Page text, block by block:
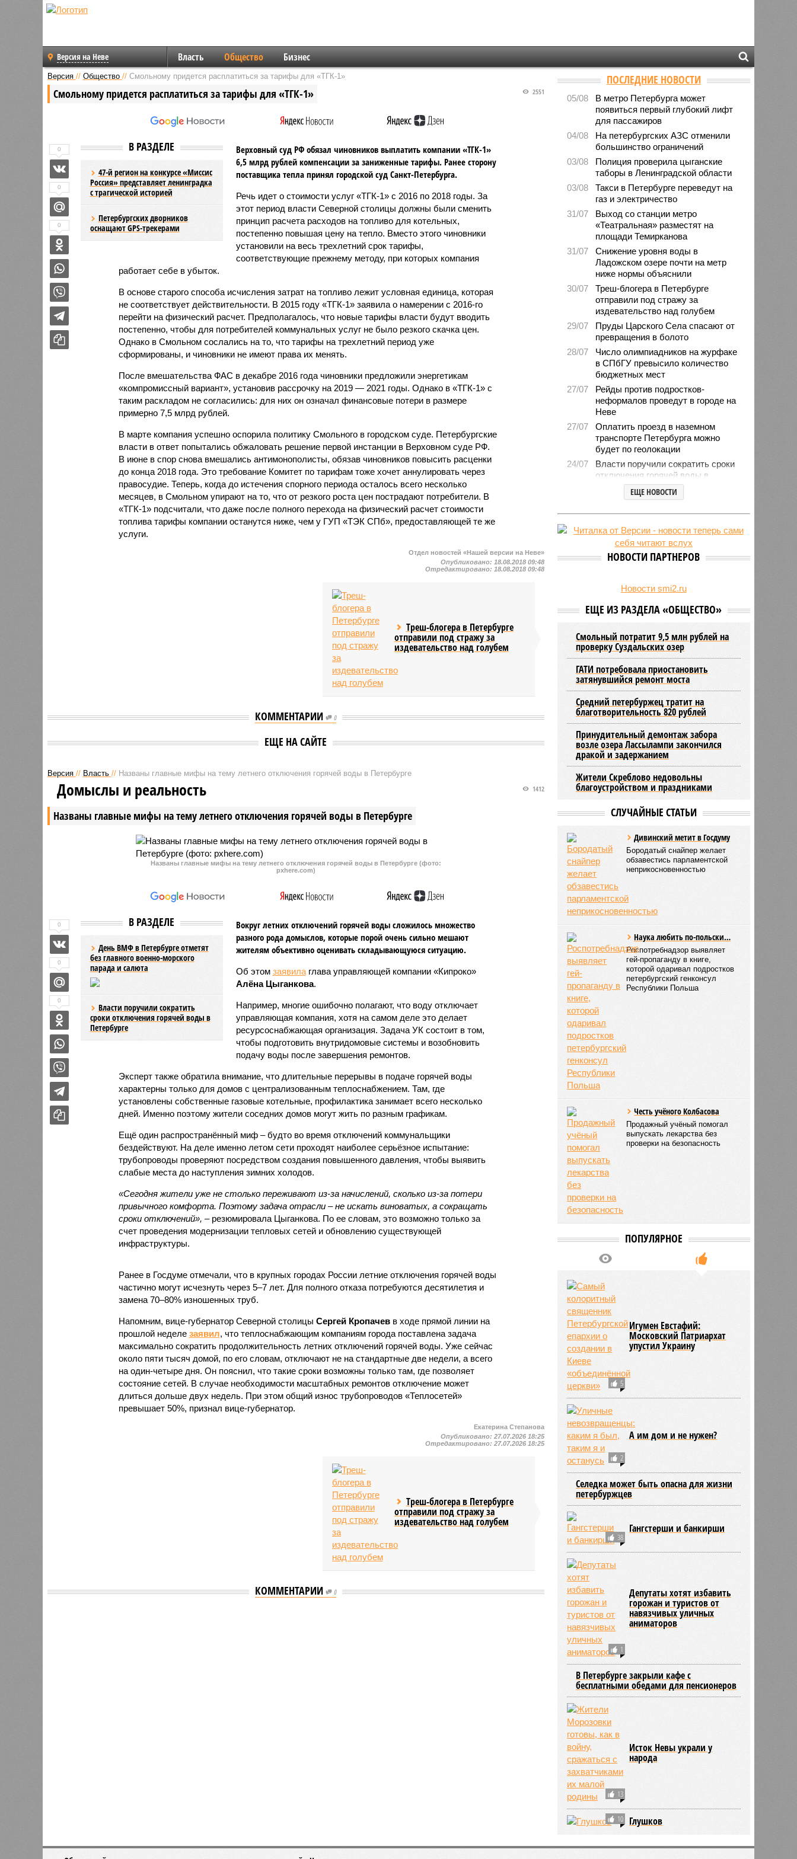
Версия на Неве Власть Общество Бизнес
Версия // Общество // Смольному придется расплатиться за тарифы для «ТГК-1»
Смольному придется расплатиться за тарифы для «ТГК-1» 2551
В РАЗДЕЛЕ
47-й регион на конкурсе «Миссис
Россия» представляет ленинградка
с трагической историей
Петербургских дворников
оснащают GPS-трекерами
Верховный суд РФ обязал чиновников выплатить компании «ТГК-1»
6,5 млрд рублей компенсации за заниженные тарифы. Ранее сторону
поставщика тепла принял городской суд Санкт-Петербурга.
Речь идет о стоимости услуг «ТГК-1» с 2016 по 2018 годы. За
этот период власти Северной столицы должны были сменить
принцип расчета расходов на топливо для котельных,
постепенно повышая цену на тепло. Вместо этого чиновники
установили на весь трехлетний срок тарифы,
соответствующие прежнему методу, при которых компания
работает себе в убыток.
В основе старого способа исчисления затрат на топливо лежит условная единица, которая
не соответствует действительности. В 2015 году «ТГК-1» заявила о намерении с 2016-го
перейти на физический расчет. Предполагалось, что новые тарифы власти будут вводить
постепенно, чтобы для потребителей коммунальных услуг не было резкого скачка цен.
Однако в Смольном сослались на то, что тарифы на трехлетний период уже
сформированы, и чиновники не имеют права их менять.
После вмешательства ФАС в декабре 2016 года чиновники предложили энергетикам
«компромиссный вариант», установив рассрочку на 2019 — 2021 годы. Однако в «ТГК-1» с
таким раскладом не согласились: для них он означал финансовые потери в размере
примерно 7,5 млрд рублей.
В марте компания успешно оспорила политику Смольного в городском суде. Петербургские
власти в ответ попытались обжаловать решение первой инстанции в Верховном суде РФ.
В июне в спор снова вмешались антимонополисты, обязав чиновников повысить расценки
до конца 2018 года. Это требование Комитет по тарифам тоже хочет аннулировать через
правосудие. Теперь, когда до истечения спорного периода осталось всего несколько
месяцев, в Смольном упирают на то, что от резкого роста цен пострадают потребители. В
«ТГК-1» подсчитали, что даже после полного перехода на физический расчет стоимости
топлива тарифы компании останутся ниже, чем у ГУП «ТЭК СПб», предоставляющей те же
услуги.
0
0
0
Отдел новостей «Нашей версии на Неве»
Опубликовано: 18.08.2018 09:48
Отредактировано: 18.08.2018 09:48
Треш-блогера в Петербурге
отправили под стражу за
издевательство над голубем
КОММЕНТАРИИ 0
ЕЩЕ НА САЙТЕ
Версия // Власть // Названы главные мифы на тему летнего отключения горячей воды в Петербурге
Названы главные мифы на тему летнего отключения горячей воды в Петербурге
1412
Домыслы и реальность
Названы главные мифы на тему летнего отключения горячей воды в Петербурге (фото:
pxhere.com)
В РАЗДЕЛЕ
День ВМФ в Петербурге отметят
без главного военно-морского
парада и салюта
Власти поручили сократить
сроки отключения горячей воды в
Петербурге
Вокруг летних отключений горячей воды сложилось множество
разного рода домыслов, которые порой очень сильно мешают
жителям объективно оценивать складывающуюся ситуацию.
Об этом заявилаглава управляющей компании «Кипроко»
Алёна Цыганкова.
Например, многие ошибочно полагают, что воду отключает
управляющая компания, хотя на самом деле это делает
ресурсоснабжающая организация. Задача УК состоит в том,
чтобы подготовить внутридомовые системы и возобновить
подачу воды после завершения ремонтов.
Эксперт также обратила внимание, что длительные перерывы в подаче горячей воды
характерны только для домов с централизованным теплоснабжением. Там, где
установлены собственные газовые котельные, профилактика занимает всего несколько
дней. Именно поэтому жители соседних домов могут жить по разным графикам.
Ещё один распространённый миф – будто во время отключений коммунальщики
бездействуют. На деле именно летом сети проходят наиболее серьёзное испытание:
трубопроводы проверяют посредством создания повышенного давления, чтобы выявить
слабые места до наступления зимних холодов.
«Сегодня жители уже не столько переживают из-за начислений, сколько из-за потери
привычного комфорта. Поэтому задача отрасли – не искать виноватых, а сокращать
сроки отключений», – резюмировала Цыганкова. По ее словам, это возможно только за
счет проведения модернизации тепловых сетей и обновлению существующей
инфраструктуры.
Ранее в Госдуме отмечали, что в крупных городах России летние отключения горячей воды
частично могут исчезнуть через 5–7 лет. Для полного отказа потребуются десятилетия и
замена 70–80% изношенных труб.
Напомним, вице-губернатор Северной столицы Сергей Кропачевв ходе прямой линии на
прошлой неделе заявил, что теплоснабжающим компаниям города поставлена задача
максимально сократить продолжительность летних отключений горячей воды. Уже сейчас
около пяти тысяч домой, по его словам, отключают не на стандартные две недели, а всего
на один-четыре дня. Он пояснил, что такие сроки возможны только там, где позволяет
состояние сетей. В случае необходимости масштабных ремонтов отключение может
длиться дольше двух недель. При этом общий износ трубопроводов «Теплосетей»
превышает 50%, признал вице-губернатор.
0
0
0
Екатерина Степанова
Опубликовано:27.07.2026 18:25
Отредактировано:27.07.2026 18:25
Треш-блогера в Петербурге
отправили под стражу за
издевательство над голубем
КОММЕНТАРИИ 0
Власти не намерены возвращать
системы планируется тесная интеграция пригородных
ПОСЛЕДНИЕ НОВОСТИ
05/08
В метро Петербурга может
появиться первый глубокий лифт
для пассажиров
04/08
На петербургских АЗС отменили
большинство ограничений
03/08
Полиция проверила цыганские
таборы в Ленинградской области
03/08
Такси в Петербурге переведут на
газ и электричество
31/07
Выход со станции метро
«Театральная» разместят на
площади Темирканова
31/07
Снижение уровня воды в
Ладожском озере почти на метр
ниже нормы объяснили
30/07
Треш-блогера в Петербурге
отправили под стражу за
издевательство над голубем
29/07
Пруды Царского Села спасают от
превращения в болото
28/07
Число олимпиадников на журфаке
в СПбГУ превысило количество
бюджетных мест
27/07
Рейды против подростков-
неформалов проведут в городе на
Неве
27/07
Оплатить проезд в наземном
транспорте Петербурга можно
будет по геолокации
24/07
Власти поручили сократить сроки
отключения горячей воды в
Петербурге
День ВМФ в Петербурге отметят
без главного военно-морского
Новую категорию водительских
прав предложили ввести в
Петербурге
число опасных регионов по
ЕЩЕ НОВОСТИ
НОВОСТИ ПАРТНЕРОВ
Новости smi2.ru
ЕЩЕ ИЗ РАЗДЕЛА «ОБЩЕСТВО»
Смольный потратит 9,5 млн рублей на
проверку Суздальских озер
ГАТИ потребовала приостановить
затянувшийся ремонт моста
Средний петербуржец тратит на
благотворительность 820 рублей
Принудительный демонтаж забора
возле озера Лассылампи закончился
дракой и задержанием
Жители Скреблово недовольны
благоустройством и праздниками
СЛУЧАЙНЫЕ СТАТЬИ
Дивинский метит в Госдуму
Бородатый снайпер желает
обзавестись парламентской
неприкосновенностью
Наука любить по-польски…
Роспотребнадзор выявляет
гей-пропаганду в книге,
которой одаривал подростков
петербургский генконсул
Республики Польша
Честь учёного Колбасова
Продажный учёный помогал
выпускать лекарства без
проверки на безопасность
ПОПУЛЯРНОЕ
5
Игумен Евстафий:
Московский Патриархат
упустил Украину
2
А им дом и не нужен?
Селедка может быть опасна для жизни
петербуржцев
38
Гангстерши и банкирши
1
Депутаты хотят избавить
горожан и туристов от
навязчивых уличных
аниматоров
В Петербурге закрыли кафе с
бесплатными обедами для пенсионеров
13
Исток Невы украли у
народа
10 Глушков